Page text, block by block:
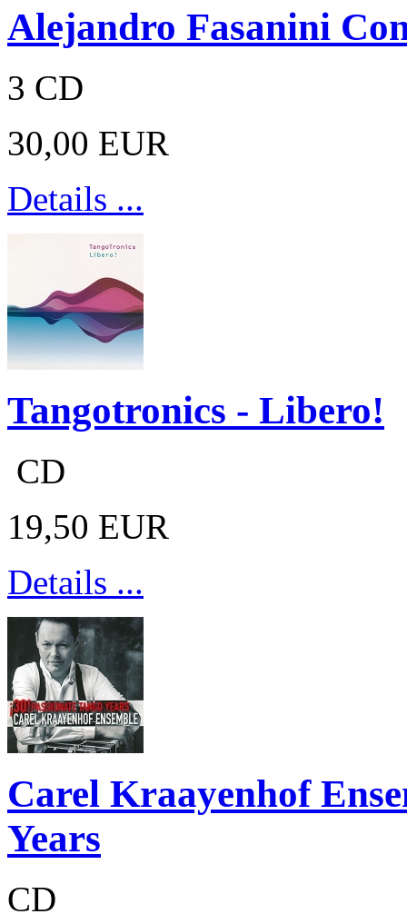
Alejandro Fasanini
3 CD
30,00 EUR
Details ...
Tangotronics - Libero!
CD
19,50 EUR
Details ...
Carel Kraayenhof
Years
CD